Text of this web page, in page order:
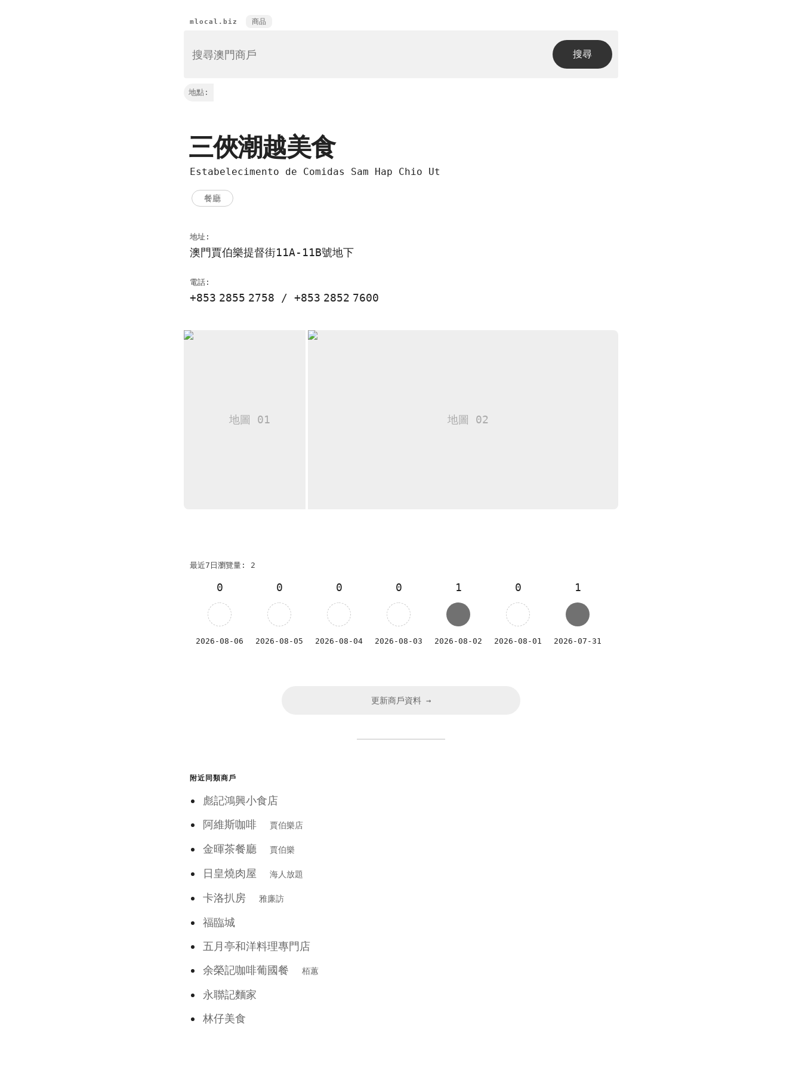
mlocal.biz 商品
地點:
三俠潮越美食
Estabelecimento de Comidas Sam Hap Chio Ut
餐廳
地址:
澳門賈伯樂提督街11A-11B號地下
電話:
+853 2855 2758 / +853 2852 7600
最近7日瀏覽量: 2
0
2026-08-06
0
2026-08-05
0
2026-08-04
0
2026-08-03
1
2026-08-02
0
2026-08-01
1
2026-07-31
更新商戶資料 →
附近同類商戶
彪記鴻興小食店
阿維斯咖啡
賈伯樂店
金暉茶餐廳 賈伯樂
日皇燒肉屋 海人放題
卡洛扒房 雅廉訪
福臨城
五月亭和洋料理專門店
余榮記咖啡葡國餐
栢蕙
永聯記麵家
林仔美食